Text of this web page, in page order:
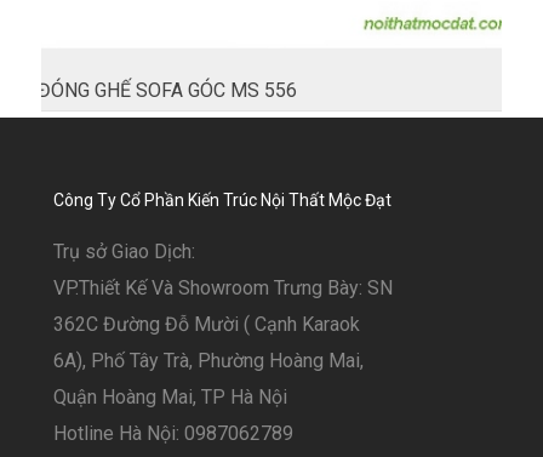
ĐÓNG GHẾ SOFA GÓC MS 556
Công Ty Cổ Phần Kiến Trúc Nội Thất Mộc Đạt
Trụ sở Giao Dịch:
VP.Thiết Kế Và Showroom Trưng Bày: SN
362C Đường Đỗ Mười ( Cạnh Karaok
6A), Phố Tây Trà, Phường Hoàng Mai,
Quận Hoàng Mai, TP Hà Nội
Hotline Hà Nội: 0987062789